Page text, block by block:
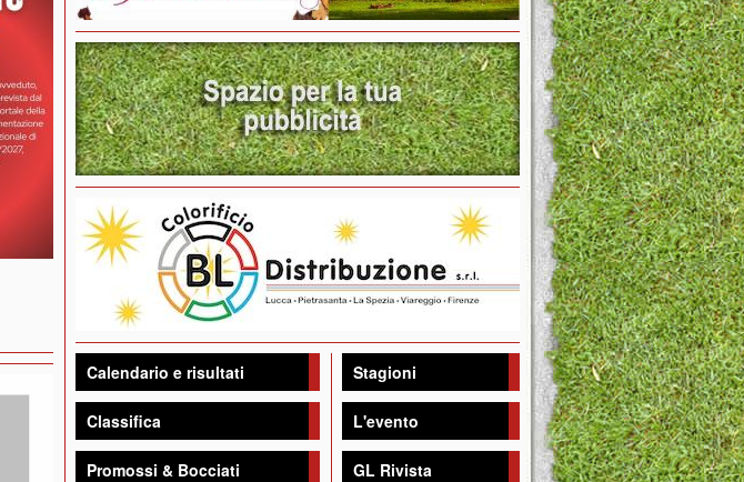
Calendario e risultati
Classifica
Promossi & Bocciati
Stagioni
L'evento
GL Rivista